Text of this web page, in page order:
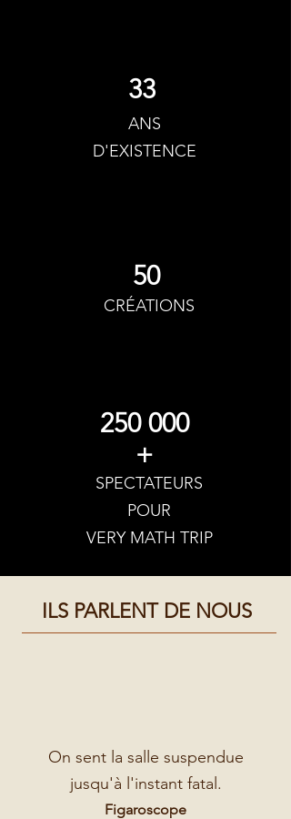
33
ANS
D'EXISTENCE
50
CRÉATIONS
250 000
+
SPECTATEURS
POUR
VERY MATH TRIP
ILS PARLENT DE NOUS
On sent la salle suspendue
jusqu'à l'instant fatal.
Figaroscope